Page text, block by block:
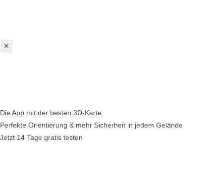
✕
Die App mit der besten 3D-Karte
Perfekte Orientierung & mehr Sicherheit in jedem Gelände
Jetzt 14 Tage gratis testen